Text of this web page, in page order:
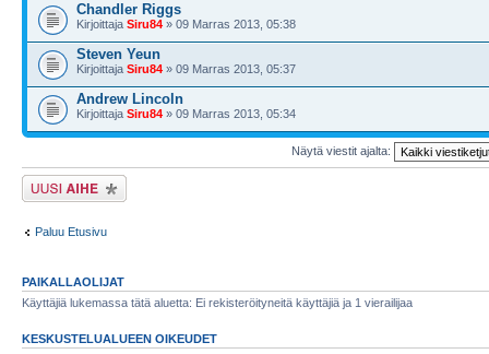
Chandler Riggs
Kirjoittaja Siru84 » 09 Marras 2013, 05:38
Steven Yeun
Kirjoittaja Siru84 » 09 Marras 2013, 05:37
Andrew Lincoln
Kirjoittaja Siru84 » 09 Marras 2013, 05:34
Näytä viestit ajalta:
Lähetä uusi viesti
Paluu Etusivu
PAIKALLAOLIJAT
Käyttäjiä lukemassa tätä aluetta: Ei rekisteröityneitä käyttäjiä ja 1 vierailijaa
KESKUSTELUALUEEN OIKEUDET